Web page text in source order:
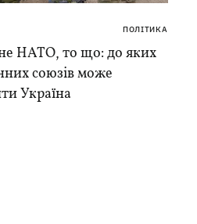
ПОЛІТИКА
НАТО, то що: до яких
союзів може
Україна